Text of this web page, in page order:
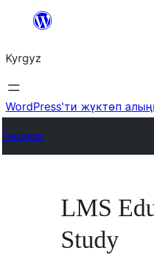
Мазмунга
Kyrgyz
WordPress'ти жүктөп
Темалар
LMS
Study